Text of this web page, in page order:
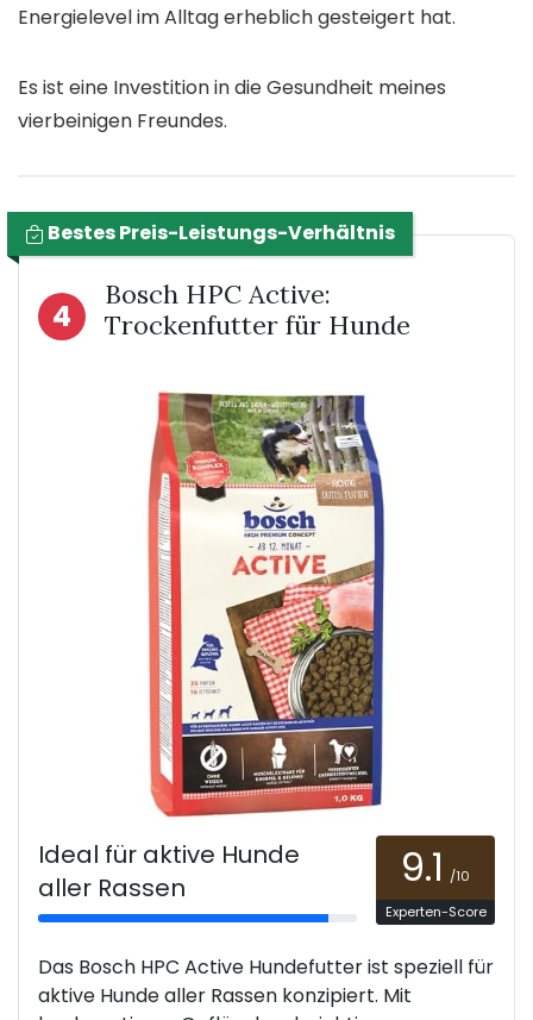
Energielevel im Alltag erheblich gesteigert hat.
Es ist eine Investition in die Gesundheit meines
vierbeinigen Freundes.
Bestes Preis-Leistungs-Verhältnis
4
Bosch HPC Active:
Trockenfutter für Hunde
Ideal für aktive Hunde
aller Rassen
9.1 /10
Experten-Score
Das Bosch HPC Active Hundefutter ist speziell für
aktive Hunde aller Rassen konzipiert. Mit